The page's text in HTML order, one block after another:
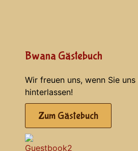
Bwana Gästebuch
Wir freuen uns, wenn Sie
hinterlassen!
Zum Gästebuch